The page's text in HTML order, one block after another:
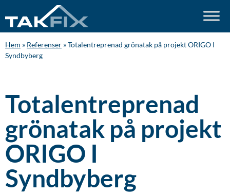
Hem » Referenser »Totalentreprenad grönatak på projekt ORIGO I
Syndbyberg
Totalentreprenad
grönatak på projekt
ORIGO I
Syndbyberg